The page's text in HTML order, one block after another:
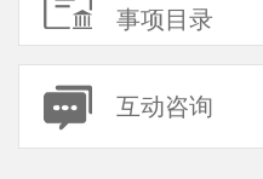
事项目录
互动咨询